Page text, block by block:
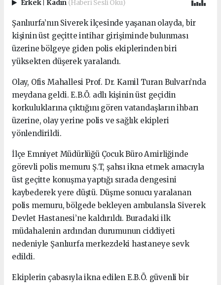
Erkek Kadın (Haberi Sesli Oku)
Şanlıurfa’nın Siverek ilçesinde yaşanan olayda, bir
kişinin üst geçitte intihar girişiminde bulunması
üzerine bölgeye giden polis ekiplerinden biri
yüksekten düşerek yaralandı.
Olay, Ofis Mahallesi Prof. Dr. Kamil Turan Bulvarı’nda
meydana geldi. E.B.Ö. adlı kişinin üst geçidin
korkuluklarına çıktığını gören vatandaşların ihbarı
üzerine, olay yerine polis ve sağlık ekipleri
yönlendirildi.
İlçe Emniyet Müdürlüğü Çocuk Büro Amirliğinde
görevli polis memuru Ş.T, şahsı ikna etmek amacıyla
üst geçitte konuşma yaptığı sırada dengesini
kaybederek yere düştü. Düşme sonucu yaralanan
polis memuru, bölgede bekleyen ambulansla Siverek
Devlet Hastanesi’ne kaldırıldı. Buradaki ilk
müdahalenin ardından durumunun ciddiyeti
nedeniyle Şanlıurfa merkezdeki hastaneye sevk
edildi.
Ekiplerin çabasıyla ikna edilen E.B.Ö. güvenli bir